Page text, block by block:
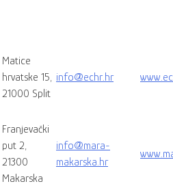
Matice
hrvatske 15,
21000 Split
info@echr.hr
Franjevački
put 2,
21300
Makarska
info@mara-
makarska.hr